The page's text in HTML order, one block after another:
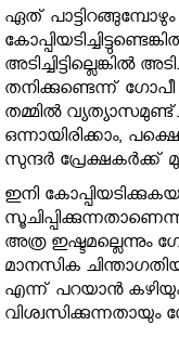
ഏത്
അടിച്ചിട്ടില്ലെങ്കില്‍
തനിക്കുണ്ടെന്ന് ഗോപീ
തമ്മില്‍
ഒന്നായിരിക്കാം,
സുന്ദര്‍ പ്രേക്ഷകര്‍ക്ക്
ഇനി
അത്ര ഇഷ്ടമല്ലെന്നും
മാനസിക
എന്ന് പറയാന്‍
വിശ്വസിക്കുന്നതായും